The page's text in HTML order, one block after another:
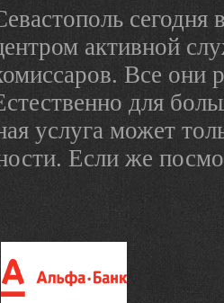
активной
Все они
для
услуга может
Если же